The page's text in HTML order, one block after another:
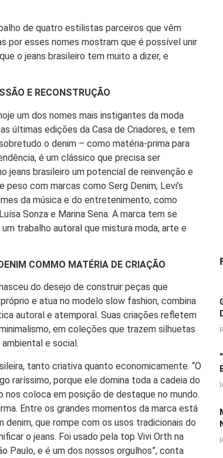
de quatro estilistas parceiros que vêm
por esses nomes mostram que é possível unir
o jeans brasileiro tem muito a dizer, e
E RECONSTRUÇÃO
um dos nomes mais instigantes da moda
últimas edições da Casa de Criadores, e tem
o denim – como matéria-prima para
é um clássico que precisa ser
jeans brasileiro um potencial de reinvenção e
com marcas como Serg Denim, Levi’s
da música e do entretenimento, como
Sonza e Marina Sena. A marca tem se
trabalho autoral que mistura moda, arte e
COMMO MATÉRIA DE CRIAÇÃO
do desejo de construir peças que
e atua no modelo slow fashion, combina
autoral e atemporal. Suas criações refletem
em coleções que trazem silhuetas
e social.
tanto criativa quanto economicamente. “O
raríssimo, porque ele domina toda a cadeia do
coloca em posição de destaque no mundo.
Entre os grandes momentos da marca está
que rompe com os usos tradicionais do
o jeans. Foi usado pela top Vivi Orth na
Paulo, e é um dos nossos orgulhos”, conta